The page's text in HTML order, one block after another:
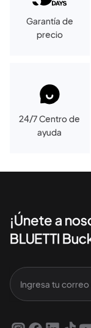
Garantía de
precio
24/7 Centro de
ayuda
¡Únete a
BLUETTI